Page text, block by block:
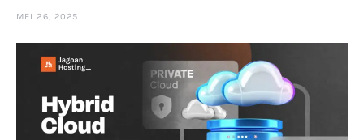
MEI 26, 2025